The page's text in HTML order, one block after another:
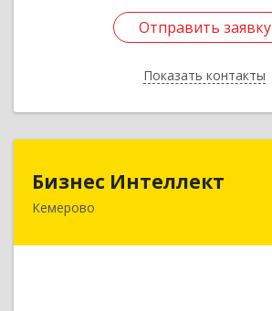
Отправить заявку
Показать контакты
Отправить заявку
Назад
Бизнес Интеллект
Кемерово